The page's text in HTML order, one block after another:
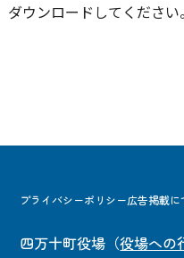
ダウンロードしてください
プライバシーポリシー広告掲載に
四万十町役場 （役場への